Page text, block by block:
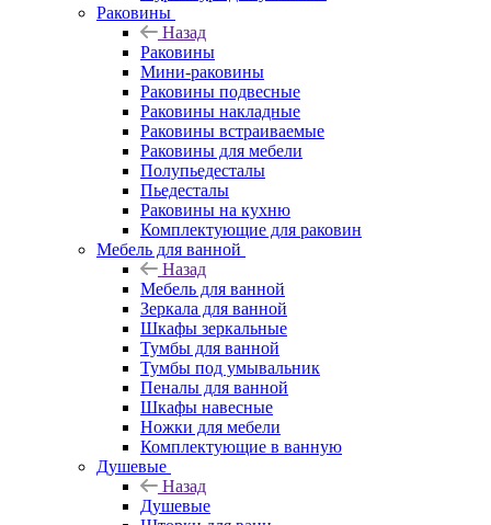
Раковины
Назад
Раковины
Мини-раковины
Раковины подвесные
Раковины накладные
Раковины встраиваемые
Раковины для мебели
Полупьедесталы
Пьедесталы
Раковины на кухню
Комплектующие для раковин
Мебель для ванной
Назад
Мебель для ванной
Зеркала для ванной
Шкафы зеркальные
Тумбы для ванной
Тумбы под умывальник
Пеналы для ванной
Шкафы навесные
Ножки для мебели
Комплектующие в ванную
Душевые
Назад
Душевые